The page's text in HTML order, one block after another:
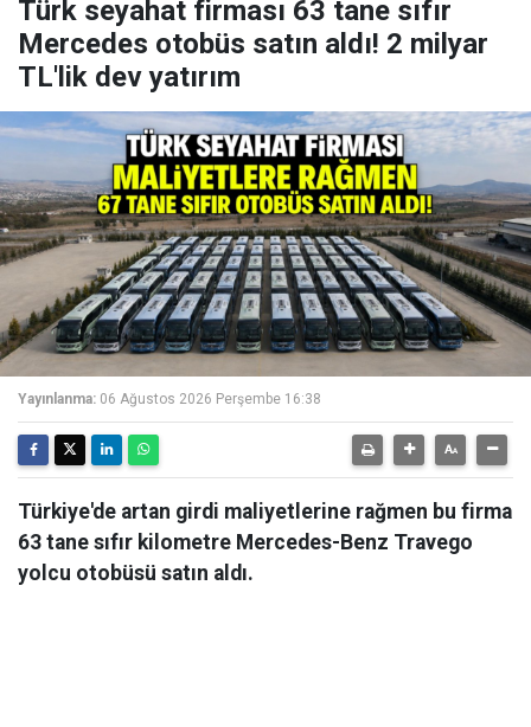
Türk seyahat firması 63 tane sıfır
Mercedes otobüs satın aldı! 2 milyar
TL'lik dev yatırım
Yayınlanma: 06 Ağustos 2026 Perşembe 16:38
Türkiye'de artan girdi maliyetlerine rağmen bu firma
63 tane sıfır kilometre Mercedes-Benz Travego
yolcu otobüsü satın aldı.